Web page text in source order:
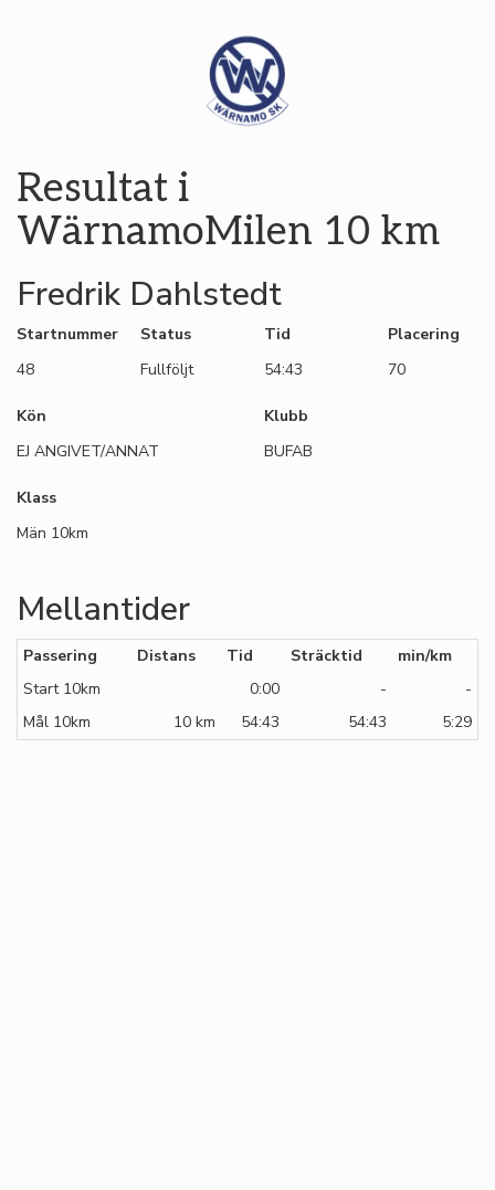
Resultat i
WärnamoMilen 10 km
Fredrik Dahlstedt
Startnummer
48
Status
Fullföljt
Tid
54:43
Placering
70
Kön
EJ ANGIVET/ANNAT
Klubb
BUFAB
Klass
Män 10km
Mellantider
Passering Distans Tid Sträcktid
min/km
Start 10km
0:00 -
-
Mål 10km
10 km 54:43 54:43 5:29